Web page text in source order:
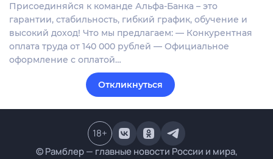
Присоединяйся к команде Альфа-Банка – это
гарантии, стабильность, гибкий график, обучение и
высокий доход! Что мы предлагаем: — Конкурентная
оплата труда от 140 000 рублей — Официальное
оформление с оплатой…
Откликнуться
© Рамблер — главные новости России и мира,
18+